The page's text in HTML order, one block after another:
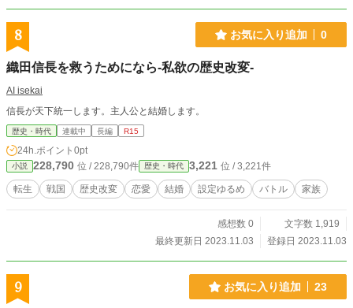
8 お気に入り追加 0
織田信長を救うためになら-私欲の歴史改変-
AI isekai
信長が天下統一します。主人公と結婚します。
歴史・時代 連載中 長編 R15
24h.ポイント 0pt
小説 228,790 位 / 228,790件 歴史・時代 3,221 位 / 3,221件
転生 戦国 歴史改変 恋愛 結婚 設定ゆるめ バトル 家族
感想数 0
文字数 1,919
最終更新日 2023.11.03
登録日 2023.11.03
9 お気に入り追加 23